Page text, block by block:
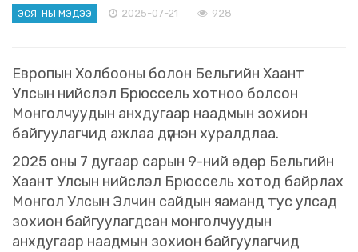
ЭСЯ-НЫ МЭДЭЭ 2025-07-21 928
Европын Холбооны болон Бельгийн Хаант
Улсын нийслэл Брюссель хотноо болсон
Монголчуудын анхдугаар наадмын зохион
байгуулагчид ажлаа дүгнэн хуралдлаа.
2025 оны 7 дугаар сарын 9-ний өдөр Бельгийн
Хаант Улсын нийслэл Брюссель хотод байрлах
Монгол Улсын Элчин сайдын яаманд тус улсад
зохион байгуулагдсан монголчуудын
анхдугаар наадмын зохион байгуулагчид